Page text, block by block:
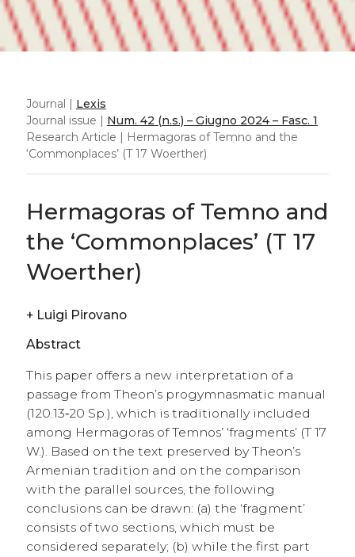
Journal | Lexis
Journal issue | Num. 42 (n.s.) – Giugno 2024 – Fasc. 1
Research Article | Hermagoras of Temno and the
‘Commonplaces’ (T 17 Woerther)
Hermagoras of Temno and
the ‘Commonplaces’ (T 17
Woerther)
+ Luigi Pirovano
Abstract
This paper offers a new interpretation of a
passage from Theon’s progymnasmatic manual
(120.13‑20 Sp.), which is traditionally included
among Hermagoras of Temnos’ ‘fragments’ (T 17
W.). Based on the text preserved by Theon’s
Armenian tradition and on the comparison
with the parallel sources, the following
conclusions can be drawn: (a) the ‘fragment’
consists of two sections, which must be
considered separately; (b) while the first part